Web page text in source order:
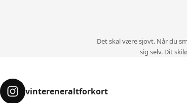
Det skal være sjovt. Når du
sig selv. Dit
vintereneraltforkort